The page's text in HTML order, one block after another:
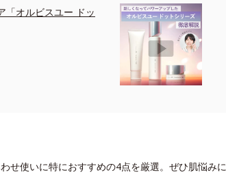
「オルビスユー ドッ
せ使いに特におすすめの4点を厳選。ぜひ肌悩みに